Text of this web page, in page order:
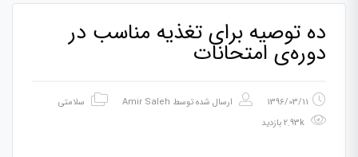
ده توصیه برای تغذیه مناسب در
دوره‌ی امتحانات
1396/03/11 ارسال شده توسط Amir Saleh
سلامتی